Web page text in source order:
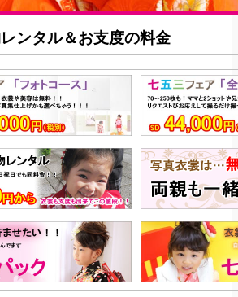
ンタル＆お支度の料金